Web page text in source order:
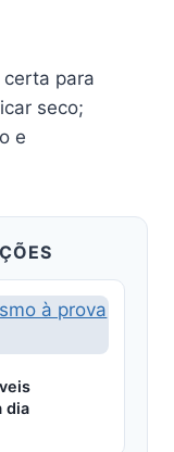
certa para
seco;
e
dia